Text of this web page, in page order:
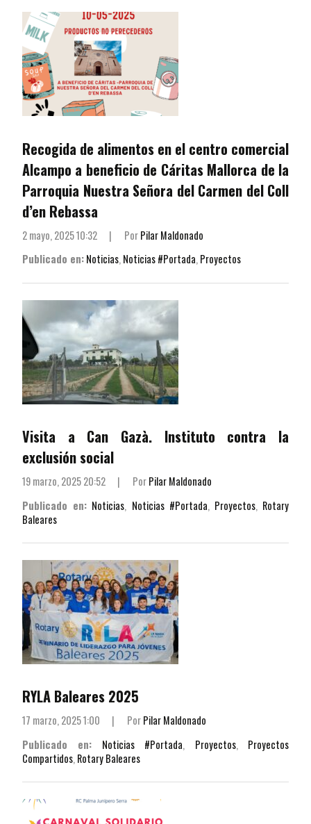
Recogida de alimentos en el centro comercial
Alcampo a beneficio de Cáritas Mallorca de la
Parroquia Nuestra Señora del Carmen del Coll
d’en Rebassa
2 mayo, 2025 10:32 | PorPilar Maldonado
Publicado en:Noticias,Noticias #Portada,Proyectos
Visita a Can Gazà. Instituto contra la
exclusión social
19 marzo, 2025 20:52 | PorPilar Maldonado
Publicado en: Noticias, Noticias #Portada, Proyectos, Rotary
Baleares
RYLA Baleares 2025
17 marzo, 2025 1:00 | PorPilar Maldonado
Publicado en:
Noticias #Portada, Proyectos, Proyectos
Compartidos, Rotary Baleares